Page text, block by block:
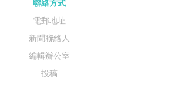
聯絡方式
電郵地址
新聞聯絡人
編輯辦公室
投稿